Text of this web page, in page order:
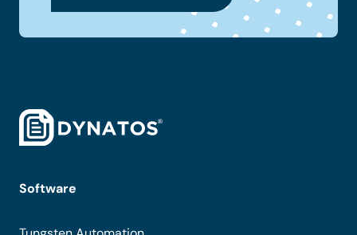
Software